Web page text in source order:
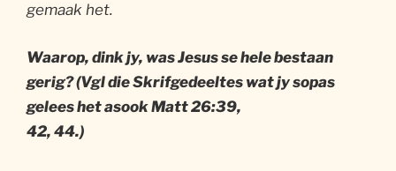
gemaak het.
Waarop, dink jy, was Jesus se hele bestaan
gerig? (Vgl die Skrifgedeeltes wat jy sopas
gelees het asook Matt 26:39,
42, 44.)